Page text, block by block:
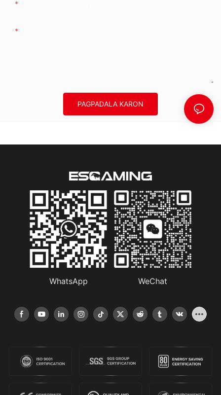
PAGPADALA KARON
WhatsApp WeChat